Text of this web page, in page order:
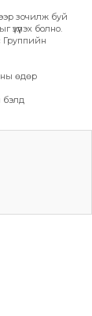
зочилж буй
болно.
Группийн
ны өдөр
бэлд